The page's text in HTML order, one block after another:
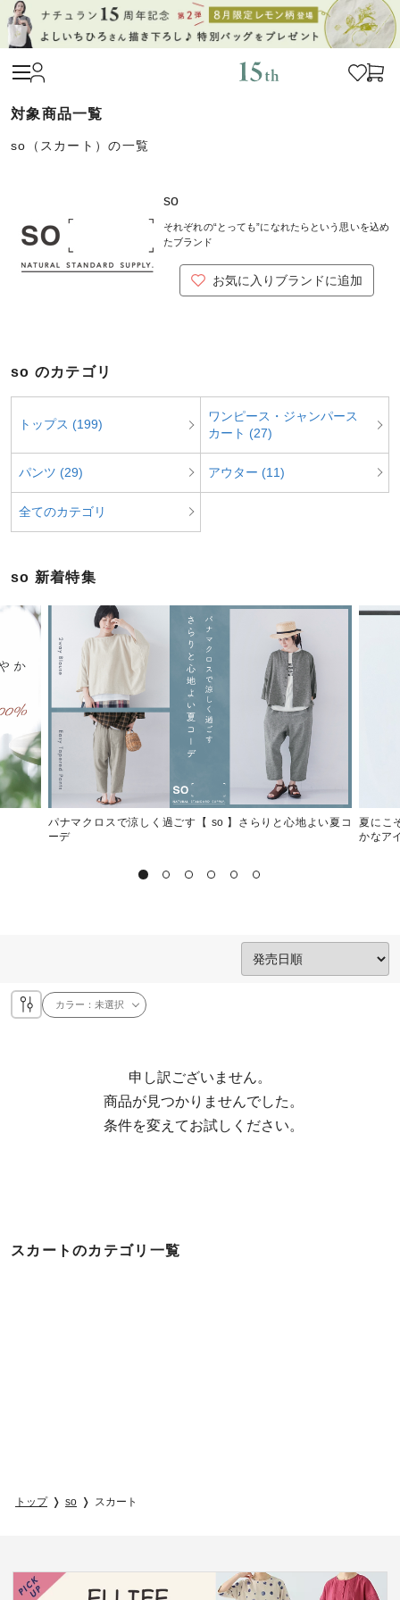
so（スカート）の一覧
so
それぞれの“とっても”になれたらという思いを込め
たブランド
お気に入りブランドに追加
so のカテゴリ
トップス (199)
ワンピース・ジャンパース
カート (27)
パンツ (29) アウター (11)
全てのカテゴリ
so 新着特集
パナマクロスで涼しく過ごす【 so 】さらりと心地よい夏コ
ーデ
夏にこ
かなア
カラー：未選択
申し訳ございません。
  条件を変えてお試しください。
スカートのカテゴリ一覧
トップ so スカート